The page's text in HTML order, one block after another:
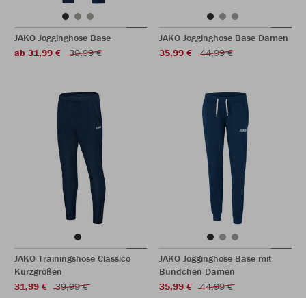
JAKO Jogginghose Base
ab 31,99 €
39,99 €
JAKO Jogginghose Base Damen
35,99 €
44,99 €
JAKO Trainingshose Classico
Kurzgrößen
31,99 €
39,99 €
JAKO Jogginghose Base mit
Bündchen Damen
35,99 €
44,99 €